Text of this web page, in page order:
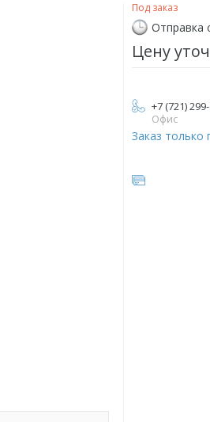
Под заказ
Отправка
Цену
+7 (721)
Офис
Заказ только